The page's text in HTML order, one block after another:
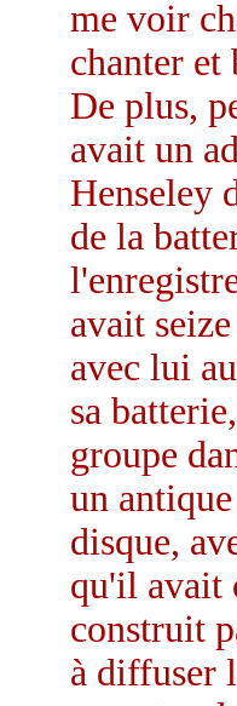
me voir
chanter
De plus,
avait un
Henseley
de la
avait
avec lui
sa
groupe
un
disque,
qu'il avait
construit
à diffuser